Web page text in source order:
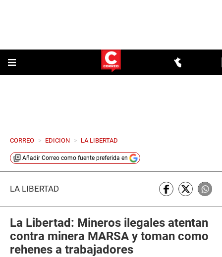
CORREO > EDICION > LA LIBERTAD
Añadir Correo como fuente preferida en
LA LIBERTAD
La Libertad: Mineros ilegales atentan
contra minera MARSA y toman como
rehenes a trabajadores